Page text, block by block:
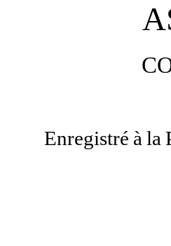
Enregistré à la